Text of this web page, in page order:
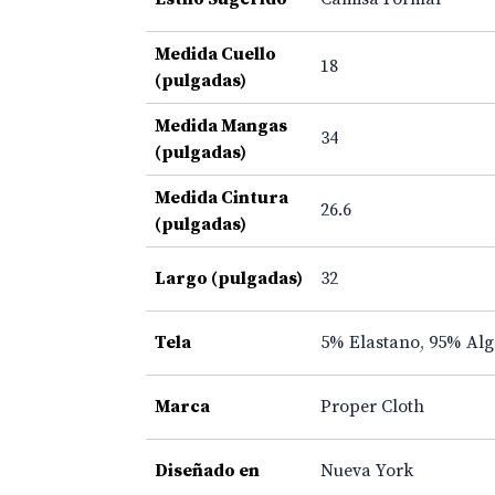
Medida Cuello
(pulgadas)
18
Medida Mangas
(pulgadas)
34
Medida Cintura
(pulgadas)
26.6
Largo (pulgadas) 32
Tela 5% Elastano, 95%
Marca Proper Cloth
Diseñado en Nueva York